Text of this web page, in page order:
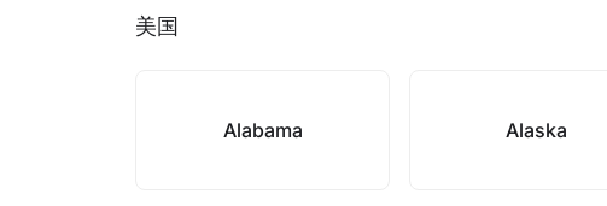
美国
Alabama Alaska